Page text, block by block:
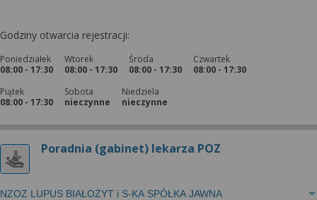
Godziny otwarcia rejestracji:
Poniedziałek
08:00 - 17:30
Wtorek
08:00 - 17:30
Środa
08:00 - 17:30
Czwartek
08:00 - 17:30
Piątek
08:00 - 17:30
Sobota
nieczynne
Niedziela
nieczynne
Poradnia (gabinet) lekarza POZ
NZOZ LUPUS BIAŁOŻYT i S-KA SPÓŁKA JAWNA